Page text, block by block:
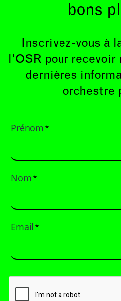
bons
Inscrivez-vous à
l’OSR pour
dernières
orchestre
Prénom*
Nom*
Email*